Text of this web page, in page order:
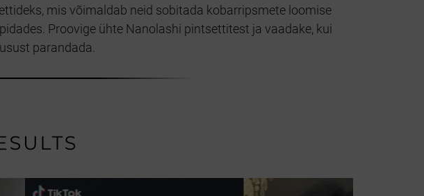
mis võimaldab neid sobitada kobarripsmete loomise
Proovige ühte Nanolashi pintsettitest ja vaadake, kui
parandada.